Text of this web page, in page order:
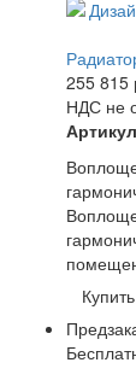
255 815
НДС не